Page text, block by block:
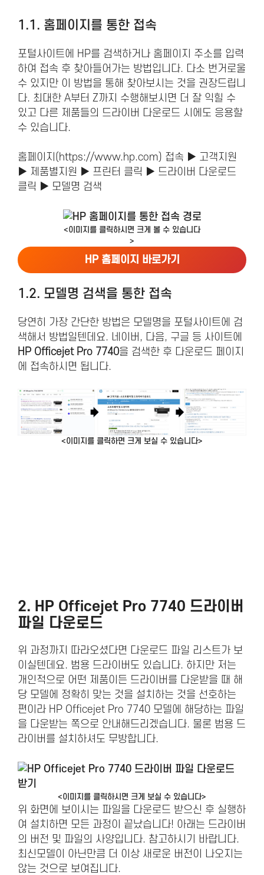
1.1. 홈페이지를 통한 접속
포털사이트에 HP를 검색하거나 홈페이지 주소를 입력
하여 접속 후 찾아들어가는 방법입니다. 다소 번거로울
수 있지만 이 방법을 통해 찾아보시는 것을 권장드립니
다. 최대한 A부터 Z까지 수행해보시면 더 잘 익힐 수
있고 다른 제품들의 드라이버 다운로드 시에도 응용할
수 있습니다.
홈페이지(https://www.hp.com) 접속 ▶ 고객지원
▶ 제품별지원 ▶ 프린터 클릭 ▶ 드라이버 다운로드
클릭 ▶ 모델명 검색
<이미지를 클릭하시면 크게 볼 수 있습니다
>
HP 홈페이지 바로가기
1.2. 모델명 검색을 통한 접속
당연히 가장 간단한 방법은 모델명을 포털사이트에 검
색해서 방법일텐데요. 네이버, 다음, 구글 등 사이트에
HP Officejet Pro 7740을 검색한 후 다운로드 페이지
에 접속하시면 됩니다.
<이미지를 클릭하면 크게 보실 수 있습니다>
2. HP Officejet Pro 7740 드라이버
파일 다운로드
위 과정까지 따라오셨다면 다운로드 파일 리스트가 보
이실텐데요. 범용 드라이버도 있습니다. 하지만 저는
개인적으로 어떤 제품이든 드라이버를 다운받을 때 해
당 모델에 정확히 맞는 것을 설치하는 것을 선호하는
편이라 HP Officejet Pro 7740 모델에 해당하는 파일
을 다운받는 쪽으로 안내해드리겠습니다. 물론 범용 드
라이버를 설치하셔도 무방합니다.
<이미지를 클릭하시면 크게 보실 수 있습니다>
위 화면에 보이시는 파일을 다운로드 받으신 후 실행하
여 설치하면 모든 과정이 끝났습니다! 아래는 드라이버
의 버전 및 파일의 사양입니다. 참고하시기 바랍니다.
최신모델이 아닌만큼 더 이상 새로운 버전이 나오지는
않는 것으로 보여집니다.